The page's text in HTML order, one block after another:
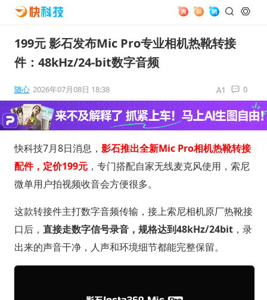
199元 影石发布Mic Pro专业相机热靴转接
件：48kHz/24-bit数字音频
随心 2026年07月08日 18:38 0
快科技7月8日消息， 影石推出全新Mic Pro相机热靴转接
配件，定价199元，专门搭配自家无线麦克风使用，索尼
微单用户拍视频收音会方便很多。
这款转接件主打数字音频传输，接上索尼相机原厂热靴接
口后， 直接走数字信号录音，规格达到48kHz/24bit，录
出来的声音干净，人声和环境细节都能完整保留。